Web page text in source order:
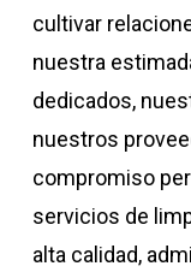
cultivar
nuestra
dedicados,
nuestros
compromiso
servicios de
alta calidad,